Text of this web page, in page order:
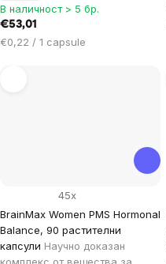
В наличност > 5 бр.
€53,01
Цена
€0,22 / 1 capsule
BrainMax Women PMS Hormonal
Balance, 90 растителни
капсули Научно доказан
45x